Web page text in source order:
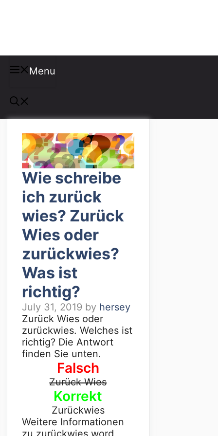
Menu
Wie schreibe
ich zurück
wies? Zurück
Wies oder
zurückwies?
Was ist
richtig?
July 31, 2019 by hersey
Zurück Wies oder
zurückwies. Welches ist
richtig? Die Antwort
finden Sie unten.
Falsch
Zurück Wies
Korrekt
Zurückwies
Weitere Informationen